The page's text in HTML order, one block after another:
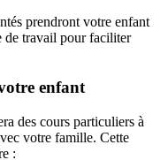
prendront votre enfant
de travail pour faciliter
enfant
des cours particuliers à
votre famille. Cette
: